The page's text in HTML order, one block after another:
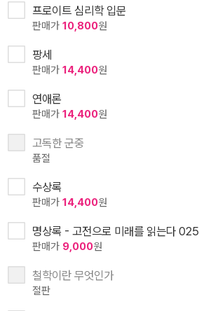
프로이트 심리학 입문
판매가 10,800원
팡세
판매가 14,400원
연애론
판매가 14,400원
고독한 군중
품절
수상록
판매가 14,400원
명상록 - 고전으로 미래를 읽는다 025
판매가 9,000원
철학이란 무엇인가
절판